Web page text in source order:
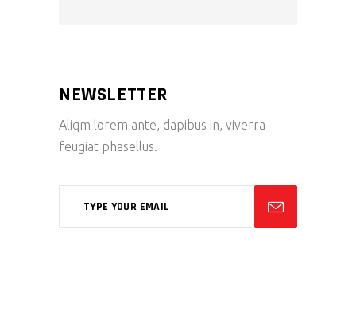
NEWSLETTER
Aliqm lorem ante, dapibus in, viverra
feugiat phasellus.